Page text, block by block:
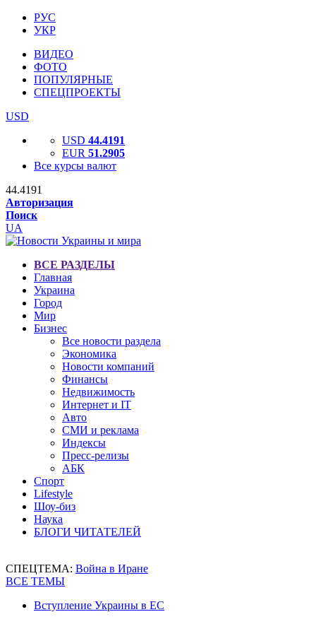
РУС
УКР
ВИДЕО
ФОТО
ПОПУЛЯРНЫЕ
СПЕЦПРОЕКТЫ
USD
USD 44.4191
EUR 51.2905
Все курсы валют
44.4191
Авторизация
Поиск
UA
ВСЕ РАЗДЕЛЫ
Главная
Украина
Город
Мир
Бизнес
Все новости раздела
Экономика
Новости компаний
Финансы
Недвижимость
Интернет и IT
Авто
СМИ и реклама
Индексы
Пресс-релизы
АБК
Спорт
Lifestyle
Шоу-биз
Наука
БЛОГИ ЧИТАТЕЛЕЙ
СПЕЦТЕМА: Война в Иране
ВСЕ ТЕМЫ
Вступление Украины в ЕС